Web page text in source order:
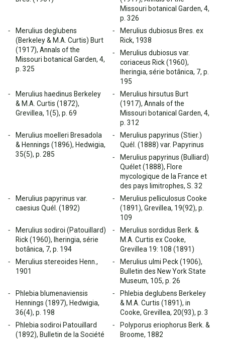
Missouri botanical Garden, 4,
p. 326
Merulius deglubens
(Berkeley & M.A. Curtis) Burt
(1917), Annals of the
Missouri botanical Garden, 4,
p. 325
Merulius dubiosus Bres. ex
Rick, 1938
Merulius dubiosus var.
coriaceus Rick (1960),
Iheringia, série botânica, 7, p.
195
Merulius haedinus Berkeley
& M.A. Curtis (1872),
Grevillea, 1(5), p. 69
Merulius hirsutus Burt
(1917), Annals of the
Missouri botanical Garden, 4,
p. 312
Merulius moelleri Bresadola
& Hennings (1896), Hedwigia,
35(5), p. 285
Merulius papyrinus (Stier.)
Quél. (1888) var. Papyrinus
Merulius papyrinus (Bulliard)
Quélet (1888), Flore
mycologique de la France et
des pays limitrophes, S. 32
Merulius papyrinus var.
caesius Quél. (1892)
Merulius pelliculosus Cooke
(1891), Grevillea, 19(92), p.
109
Merulius sodiroi (Patouillard)
Rick (1960), Iheringia, série
botânica, 7, p. 194
Merulius sordidus Berk. &
M.A. Curtis ex Cooke,
Grevillea 19: 108 (1891)
Merulius stereoides Henn.,
1901
Merulius ulmi Peck (1906),
Bulletin des New York State
Museum, 105, p. 26
Phlebia blumenaviensis
Hennings (1897), Hedwigia,
36(4), p. 198
Phlebia deglubens Berkeley
& M.A. Curtis (1891), in
Cooke, Grevillea, 20(93), p. 3
Phlebia sodiroi Patouillard
(1892), Bulletin de la Société
Polyporus eriophorus Berk. &
Broome, 1882